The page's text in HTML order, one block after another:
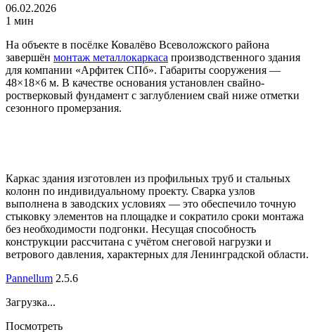
06.02.2026
1 мин
На объекте в посёлке Ковалёво Всеволожского района
завершён монтаж металлокаркаса производственного здания
для компании «Арфитек СПб». Габариты сооружения —
48×18×6 м. В качестве основания установлен свайно-
ростверковый фундамент с заглублением свай ниже отметки
сезонного промерзания.
Каркас здания изготовлен из профильных труб и стальных
колонн по индивидуальному проекту. Сварка узлов
выполнена в заводских условиях — это обеспечило точную
стыковку элементов на площадке и сократило сроки монтажа
без необходимости подгонки. Несущая способность
конструкции рассчитана с учётом снеговой нагрузки и
ветрового давления, характерных для Ленинградской области.
Pannellum 2.5.6
Загрузка...
Посмотреть